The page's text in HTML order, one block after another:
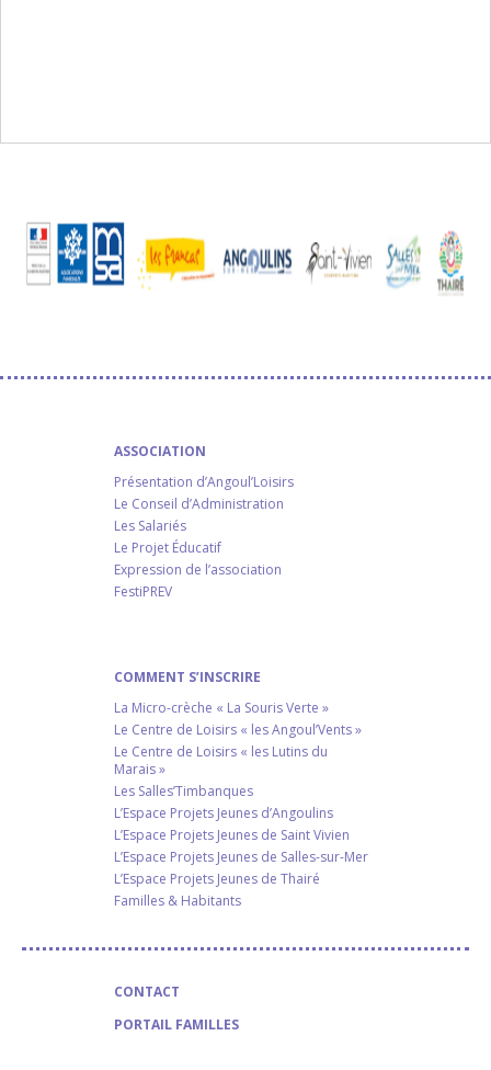
ASSOCIATION
Présentation d’Angoul’Loisirs
Le Conseil d’Administration
Les Salariés
Le Projet Éducatif
Expression de l’association
FestiPREV
COMMENT S’INSCRIRE
La Micro-crèche « La Souris Verte »
Le Centre de Loisirs « les Angoul’Vents »
Le Centre de Loisirs « les Lutins du
Marais »
Les Salles’Timbanques
L’Espace Projets Jeunes d’Angoulins
L’Espace Projets Jeunes de Saint Vivien
L’Espace Projets Jeunes de Salles-sur-Mer
L’Espace Projets Jeunes de Thairé
Familles & Habitants
CONTACT
PORTAIL FAMILLES